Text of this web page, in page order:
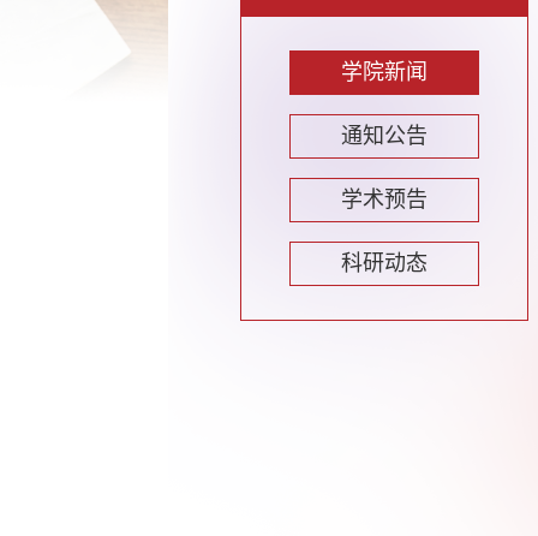
学院新闻
通知公告
学术预告
科研动态